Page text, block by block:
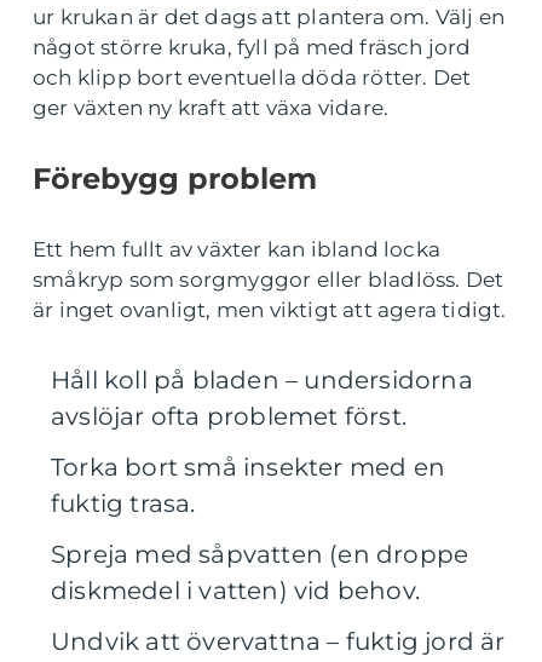
ur krukan är det dags att plantera om. Välj en
något större kruka, fyll på med fräsch jord
och klipp bort eventuella döda rötter. Det
ger växten ny kraft att växa vidare.
Förebygg problem
Ett hem fullt av växter kan ibland locka
småkryp som sorgmyggor eller bladlöss. Det
är inget ovanligt, men viktigt att agera tidigt.
Håll koll på bladen – undersidorna
avslöjar ofta problemet först.
Torka bort små insekter med en
fuktig trasa.
Spreja med såpvatten (en droppe
diskmedel i vatten) vid behov.
Undvik att övervattna – fuktig jord är